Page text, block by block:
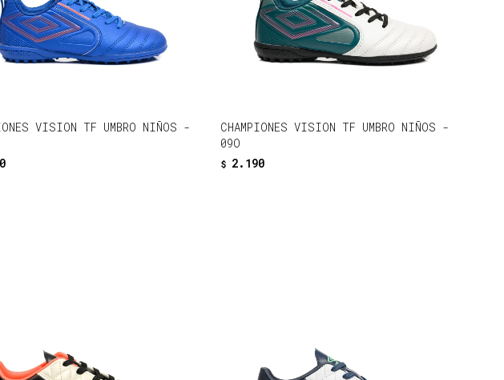
VISION TF UMBRO NIÑOS -
CHAMPIONES VISION TF UMBRO NIÑOS -
09O
$ 2.190